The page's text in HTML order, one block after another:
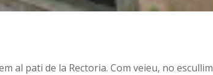
al pati de la Rectoria. Com veieu, no escullim